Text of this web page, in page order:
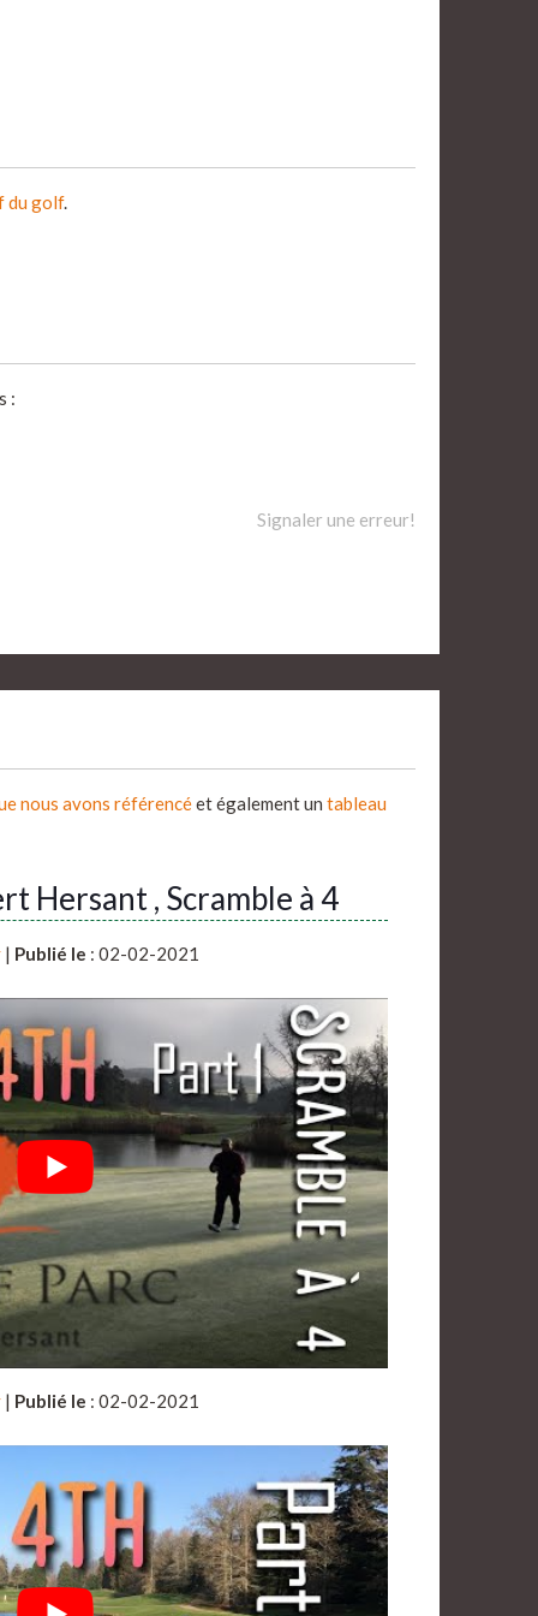
du golf.
:
Signaler une erreur!
nous avons référencéet également un tableau
Hersant , Scramble à 4
| Publié le : 02-02-2021
| Publié le : 02-02-2021